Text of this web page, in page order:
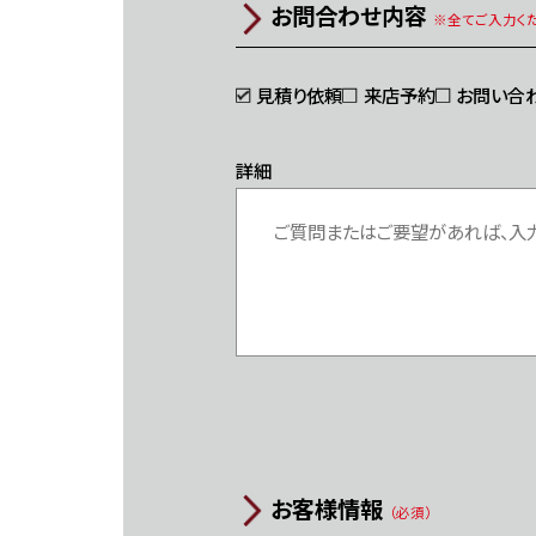
お問合わせ内容 ※全てご入力く
見積り依頼 来店予約 お問い合
詳細
お客様情報 （必須）